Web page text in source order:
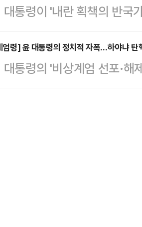
긴급 기자회견을 갖고 비
총장을 임명했다.…
처럼 추동력이 붙지 않았던
. 하지만 정치권 안팎에선
희석시킬 수 있을 지를
면 민주당은 이날 윤 대통령
추안…
대통령이 '내란 획책의 반국
상계엄령이 국회의 저지로
년 10·26 박정희 전 대
후 초유의 사태다.'6시간 천
법리적 탄핵 명분만 제공한
엄령] 윤 대통령의 정치적 자폭…하야냐 탄
대통령의 '비상계엄 선포·
대통령은 4일 공식 일정을